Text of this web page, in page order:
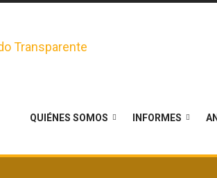
QUIÉNES SOMOS INFORMES